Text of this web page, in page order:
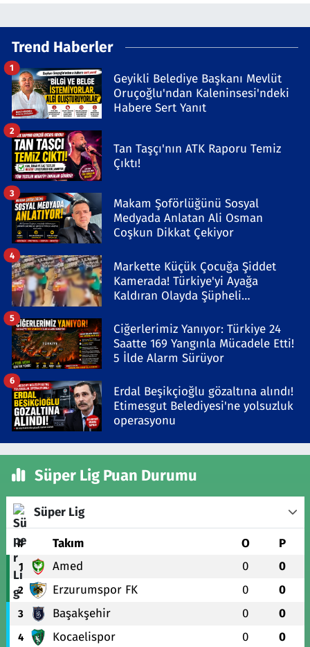
Trend Haberler
Geyikli Belediye Başkanı Mevlüt
Oruçoğlu'ndan Kaleninsesi'ndeki
Habere Sert Yanıt
1
Tan Taşçı'nın ATK Raporu Temiz
Çıktı!
2
Makam Şoförlüğünü Sosyal
Medyada Anlatan Ali Osman
Coşkun Dikkat Çekiyor
3
Markette Küçük Çocuğa Şiddet
Kamerada! Türkiye'yi Ayağa
Kaldıran Olayda Şüpheli
4
Ciğerlerimiz Yanıyor: Türkiye 24
Saatte 169 Yangınla Mücadele Etti!
5 İlde Alarm Sürüyor
5
Erdal Beşikçioğlu gözaltına alındı!
Etimesgut Belediyesi'ne yolsuzluk
operasyonu
6
Süper Lig Puan Durumu
Süper Lig
# Takım O P
1 Amed 0 0
2 Erzurumspor FK 0 0
3 Başakşehir 0 0
4 Kocaelispor 0 0